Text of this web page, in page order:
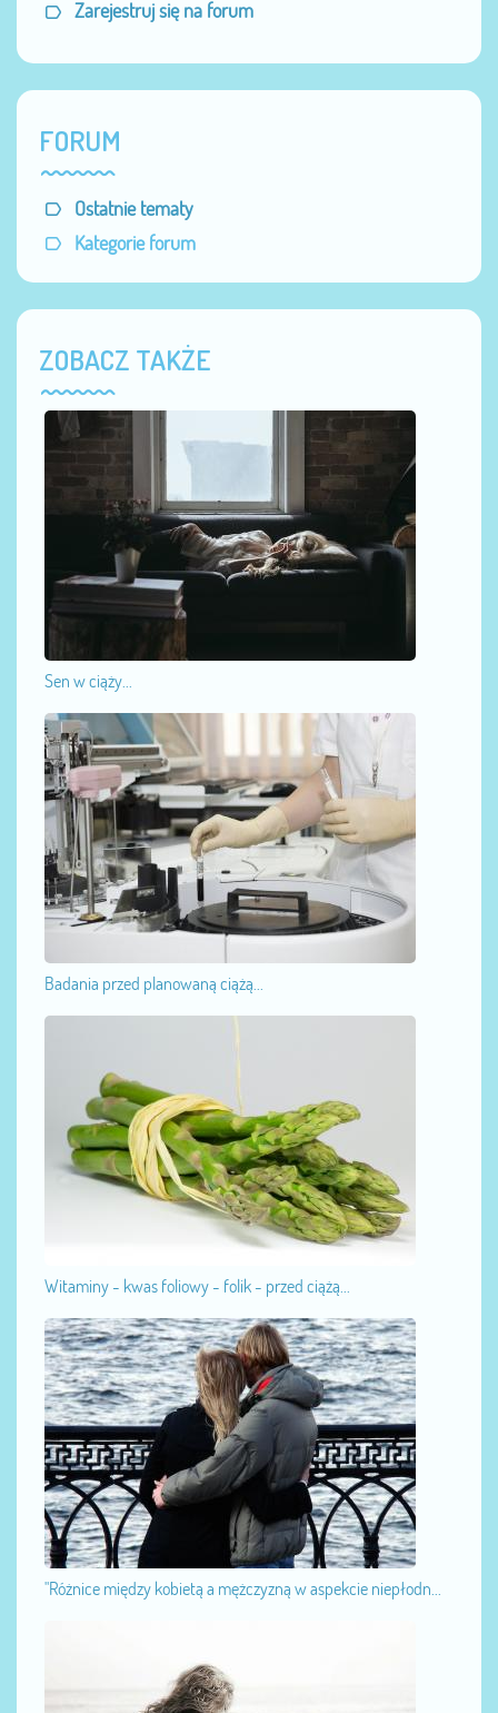
Zarejestruj się na forum
FORUM
Ostatnie tematy
Kategorie forum
ZOBACZ TAKŻE
Sen w ciąży...
Badania przed planowaną ciążą...
Witaminy - kwas foliowy - folik - przed ciążą...
"Różnice między kobietą a mężczyzną w aspekcie niepłodn...